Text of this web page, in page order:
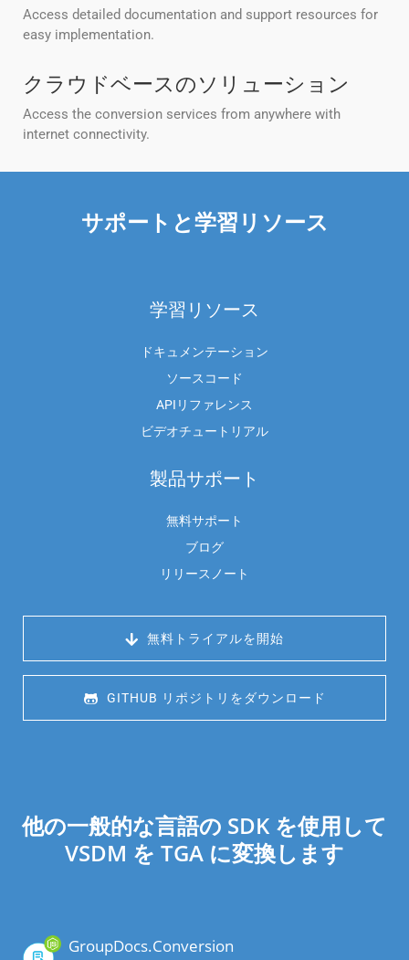
Access detailed documentation and support resources for
easy implementation.
クラウドベースのソリューション
Access the conversion services from anywhere with
internet connectivity.
サポートと学習リソース
学習リソース
ドキュメンテーション
ソースコード
APIリファレンス
ビデオチュートリアル
製品サポート
無料サポート
ブログ
リリースノート
無料トライアルを開始
GITHUB リポジトリをダウンロード
他の一般的な言語の SDK を使用して
VSDM を TGA に変換します
GroupDocs.Conversion